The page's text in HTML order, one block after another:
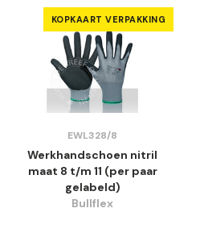
KOPKAART VERPAKKING
EWL328/8
Werkhandschoen nitril
maat 8 t/m 11 (per paar
gelabeld)
Bullflex